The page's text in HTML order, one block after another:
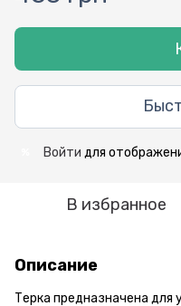
Войти для
В избранное
Описание
Терка предназначена для